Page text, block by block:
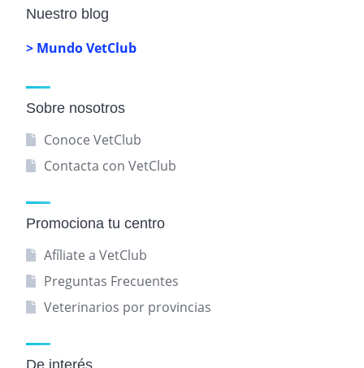
Nuestro blog
> Mundo VetClub
Sobre nosotros
Conoce VetClub
Contacta con VetClub
Promociona tu centro
Afíliate a VetClub
Preguntas Frecuentes
Veterinarios por provincias